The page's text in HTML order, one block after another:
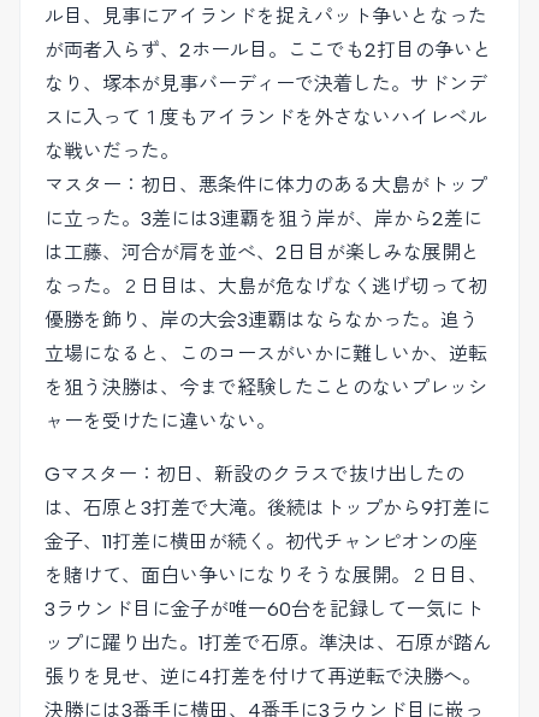
ル目、見事にアイランドを捉えパット争いとなった
が両者入らず、2ホール目。ここでも2打目の争いと
なり、塚本が見事バーディーで決着した。サドンデ
スに入って１度もアイランドを外さないハイレベル
な戦いだった。
マスター：初日、悪条件に体力のある大島がトップ
に立った。3差には3連覇を狙う岸が、岸から2差に
は工藤、河合が肩を並べ、2日目が楽しみな展開と
なった。２日目は、大島が危なげなく逃げ切って初
優勝を飾り、岸の大会3連覇はならなかった。追う
立場になると、このコースがいかに難しいか、逆転
を狙う決勝は、今まで経験したことのないプレッシ
ャーを受けたに違いない。
Gマスター：初日、新設のクラスで抜け出したの
は、石原と3打差で大滝。後続はトップから9打差に
金子、11打差に横田が続く。初代チャンピオンの座
を賭けて、面白い争いになりそうな展開。２日目、
3ラウンド目に金子が唯一60台を記録して一気にト
ップに躍り出た。1打差で石原。準決は、石原が踏ん
張りを見せ、逆に4打差を付けて再逆転で決勝へ。
決勝には3番手に横田、4番手に3ラウンド目に嵌っ